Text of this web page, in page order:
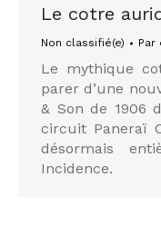
Le cotre
Non classifié(e) Par
Le mythique
parer d’une
& Son de 1906
circuit Paneraï
désormais
Incidence.